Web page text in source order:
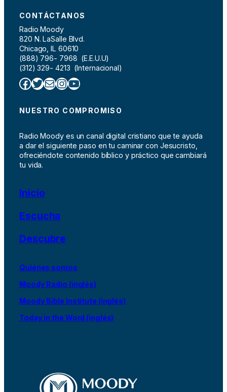
CONTÁCTANOS
Radio Moody
820 N. LaSalle Blvd.
Chicago, IL 60610
(888) 796- 7968 (E.E.U.U)
(312) 329- 4213 (Internacional)
Facebook Twitter Correo electrónico InstagramYouTube
NUESTRO COMPROMISO
Radio Moody es un canal digital cristiano que te ayuda
a dar el siguiente paso en tu caminar con Jesucristo,
ofreciéndote contenido bíblico y práctico que cambiará
tu vida.
Inicio
Escucha
Descubre
Quiénes somos
Moody Radio (inglés)
Moody Bible Institute (inglés)
Today in the Word (inglés)